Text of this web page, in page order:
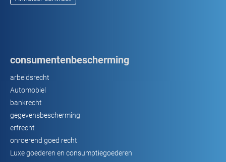
consumentenbescherming
arbeidsrecht
Automobiel
bankrecht
gegevensbescherming
erfrecht
onroerend goed recht
Luxe goederen en consumptiegoederen